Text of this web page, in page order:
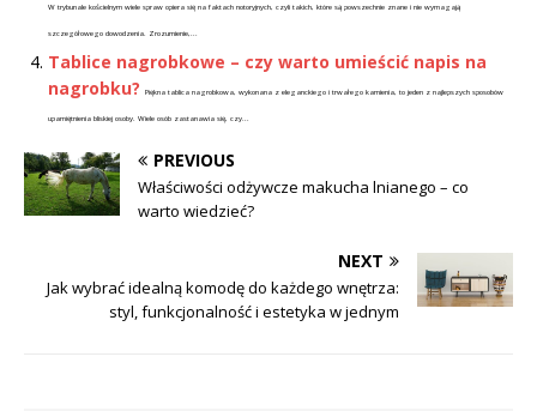
W trybunale kościelnym wiele spraw opiera się na faktach notoryjnych, czyli takich, które są powszechnie znane i nie wymagają
szczegółowego dowodzenia. Zrozumienie,...
Tablice nagrobkowe – czy warto umieścić napis na
nagrobku?
Piękna tablica nagrobkowa, wykonana z eleganckiego i trwałego kamienia, to jeden z najlepszych sposobów
upamiętnienia bliskiej osoby. Wiele osób zastanawia się, czy...
PREVIOUS
Właściwości odżywcze makucha lnianego – co
warto wiedzieć?
NEXT
Jak wybrać idealną komodę do każdego wnętrza:
styl, funkcjonalność i estetyka w jednym